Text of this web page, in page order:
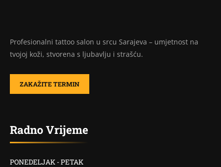
Profesionalni tattoo salon u srcu Sarajeva – umjetnost na
tvojoj koži, stvorena s ljubavlju i strašću.
ZAKAŽITE TERMIN
Radno Vrijeme
PONEDELJAK - PETAK